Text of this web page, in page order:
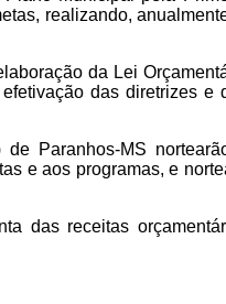
realizando,
da Lei
das diretrizes e
Paranhos-MS
e aos programas, e
das receitas